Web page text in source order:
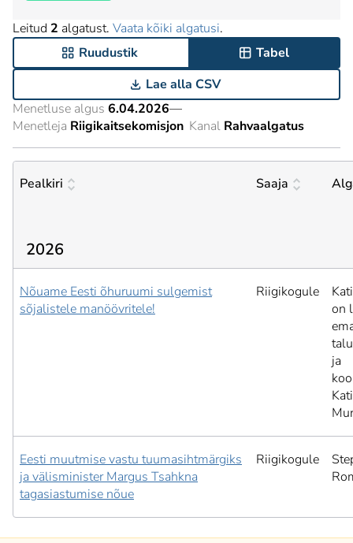
Leitud 2 algatust. Vaata kõiki algatusi.
Ruudustik
Tabel
Lae alla CSV
Menetluse algus 6.04.2026—
Menetleja Riigikaitsekomisjon Kanal Rahvaalgatus
Pealkiri Saaja
2026
Nõuame Eesti õhuruumi sulgemist
sõjalistele manöövritele!
Riigikogule
on
ja
Eesti muutmise vastu tuumasihtmärgiks
ja välisminister Margus Tsahkna
tagasiastumise nõue
Riigikogule